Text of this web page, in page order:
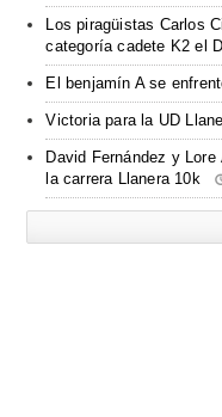
Los piragüistas Carlos
categoría cadete K2 el
El benjamín A se
Victoria para la UD
David Fernández y
la carrera Llanera 10k